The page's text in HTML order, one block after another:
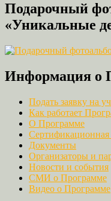
Подарочный
«Уникальные
Информация о
Подать заявку на
Как работает
О Программе
Сертификационная
Документы
Организаторы и
Новости и события
СМИ о Программе
Видео о Программе